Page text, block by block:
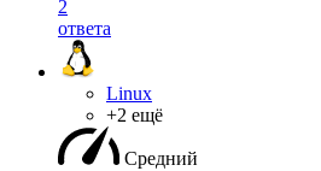
2
ответа
Linux
+2 ещё
Средний